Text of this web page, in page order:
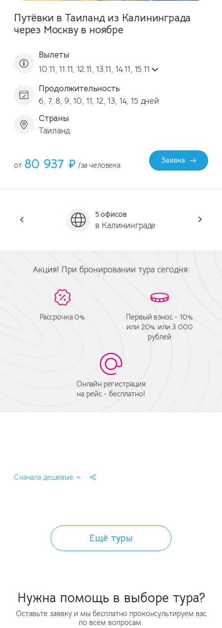
Путёвки в Таиланд из Калининграда
через Москву в ноябре
Вылеты
10.11, 11.11, 12.11, 13.11, 14.11, 15.11
Продолжительность
6, 7, 8, 9, 10, 11, 12, 13, 14, 15 дней
Страны
Таиланд
от 80 937 ₽ /за человека
Заявка
5 офисов
в Калининграде
Акция! При бронировании тура сегодня:
Рассрочка 0%
Первый взнос - 10%
или 20% или 3 000
рублей
Онлайн регистрация
на рейс - бесплатно!
Сначала дешевые
Ещё туры
Нужна помощь в выборе тура?
Оставьте заявку и мы бесплатно проконсультируем вас
по всем вопросам.